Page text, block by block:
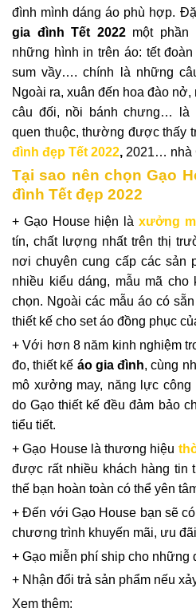
đình mình dáng áo phù hợp.
gia đình Tết 2022một phần
những hình in trên áo: tết
sum vầy…. chính là những
Ngoài ra, xuân đến hoa đào
câu đối, nồi bánh chưng… là
quen thuộc, thường được thấy
đình đẹp Tết 2022, 2021… nhà
Tại sao nên chọn Gạo
đình Tết đẹp 2022
+ Gạo House hiện là xưởng
tín, chất lượng nhất trên thị
nơi chuyên cung cấp các sản
nhiều kiểu dáng, mẫu mã
chọn. Ngoài các mẫu áo có
thiết kế cho set áo đồng phục
+ Với hơn 8 năm kinh nghiệm
đo, thiết kế áo gia đình, cùng
mô xưởng may, năng lực
do Gạo thiết kế đều đảm bảo
tiểu tiết.
+ Gạo House là thương hiệu
được rất nhiều khách hàng tin
thế bạn hoàn toàn có thể yên
+ Đến với Gạo House bạn sẽ
chương trình khuyến mãi, ưu
+ Gạo miễn phí ship cho những
+ Nhận đổi trả sản phẩm nếu
Xem thêm: